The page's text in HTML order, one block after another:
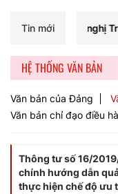
Tin mới
Trung ương lần thứ
HỆ THỐNG VĂN BẢN
Văn bản của Đảng
Văn bản chỉ đạo điều
Thông tư số 16/
chính hướng dẫn
thực hiện chế độ ưu